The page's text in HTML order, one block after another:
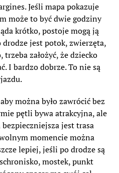
Jeśli mapa pokazuje
może to być dwie godziny
krótko, postoje mogą ją
drodze jest potok, zwierzęta,
założyć, że dziecko
I bardzo dobrze. To nie są
można było zawrócić bez
pętli bywa atrakcyjna, ale
bezpieczniejsza jest trasa
momencie można
lepiej, jeśli po drodze są
mostek, punkt